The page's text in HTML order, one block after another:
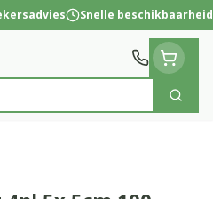
Snelle beschikbaarheid
Zoek